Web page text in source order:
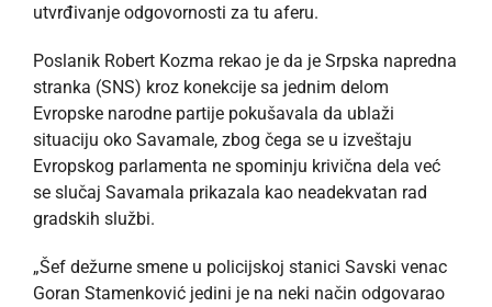
utvrđivanje odgovornosti za tu aferu.
Poslanik Robert Kozma rekao je da je Srpska napredna
stranka (SNS) kroz konekcije sa jednim delom
Evropske narodne partije pokušavala da ublaži
situaciju oko Savamale, zbog čega se u izveštaju
Evropskog parlamenta ne spominju krivična dela već
se slučaj Savamala prikazala kao neadekvatan rad
gradskih službi.
„Šef dežurne smene u policijskoj stanici Savski venac
Goran Stamenković jedini je na neki način odgovarao